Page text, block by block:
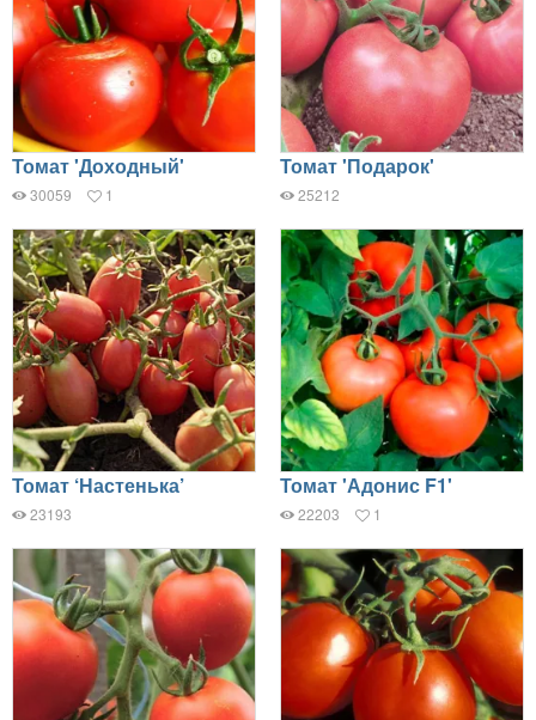
Томат 'Доходный'
30059 1
Томат 'Подарок'
25212
Томат ‘Настенька’
23193
Томат 'Адонис F1'
22203 1